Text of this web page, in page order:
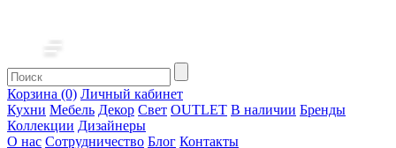
Корзина (0) Личный кабинет
Кухни Мебель Декор Свет OUTLET В наличии Бренды
Коллекции Дизайнеры
О нас Сотрудничество Блог Контакты